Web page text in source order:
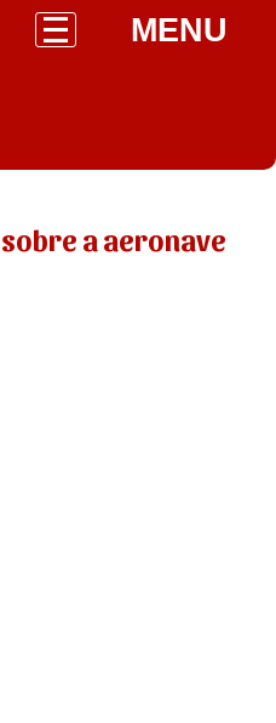
MENU
a aeronave